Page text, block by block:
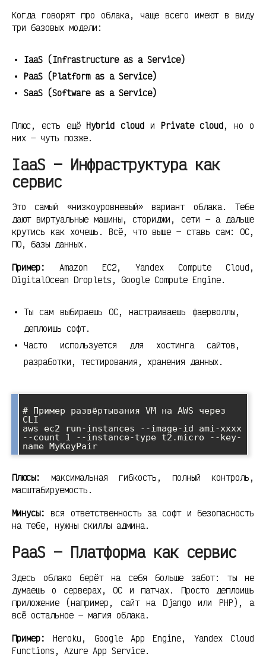
Когда говорят про облака, чаще всего имеют в виду
три базовых модели:
IaaS (Infrastructure as a Service)
PaaS (Platform as a Service)
SaaS (Software as a Service)
Плюс, есть ещёHybrid cloud и Private cloud, но о
них — чуть позже.
IaaS — Инфраструктура как
сервис
Это самый «низкоуровневый» вариант облака. Тебе
дают виртуальные машины, сториджи, сети — а дальше
крутись как хочешь. Всё, что выше — ставь сам: ОС,
ПО, базы данных.
Пример:
Amazon EC2, Yandex Compute Cloud,
DigitalOcean Droplets, Google Compute Engine.
Ты сам выбираешь ОС, настраиваешь фаерволлы,
деплоишь софт.
Часто используется для хостинга сайтов,
разработки, тестирования, хранения данных.
# Пример развёртывания VM на AWS через
CLI
aws ec2 run-instances --image-id ami-xxxx
--count 1 --instance-type t2.micro --key-
Плюсы:
максимальная гибкость, полный контроль,
масштабируемость.
Минусы: вся ответственность за софт и безопасность
на тебе, нужны скиллы админа.
PaaS — Платформа как сервис
Здесь облако берёт на себя больше забот: ты не
думаешь о серверах, ОС и патчах. Просто деплоишь
приложение (например, сайт на Django или PHP), а
всё остальное — магия облака.
Пример:
Heroku, Google App Engine, Yandex Cloud
Functions, Azure App Service.